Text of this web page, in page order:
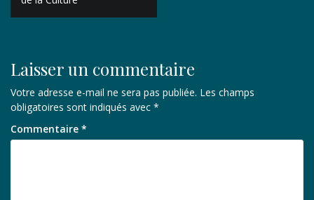
l’article
Laisser un commentaire
Votre adresse e-mail ne sera pas publiée. Les champs
obligatoires sont indiqués avec *
Commentaire *